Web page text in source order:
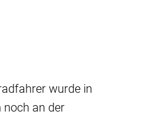
wurde in
noch an der